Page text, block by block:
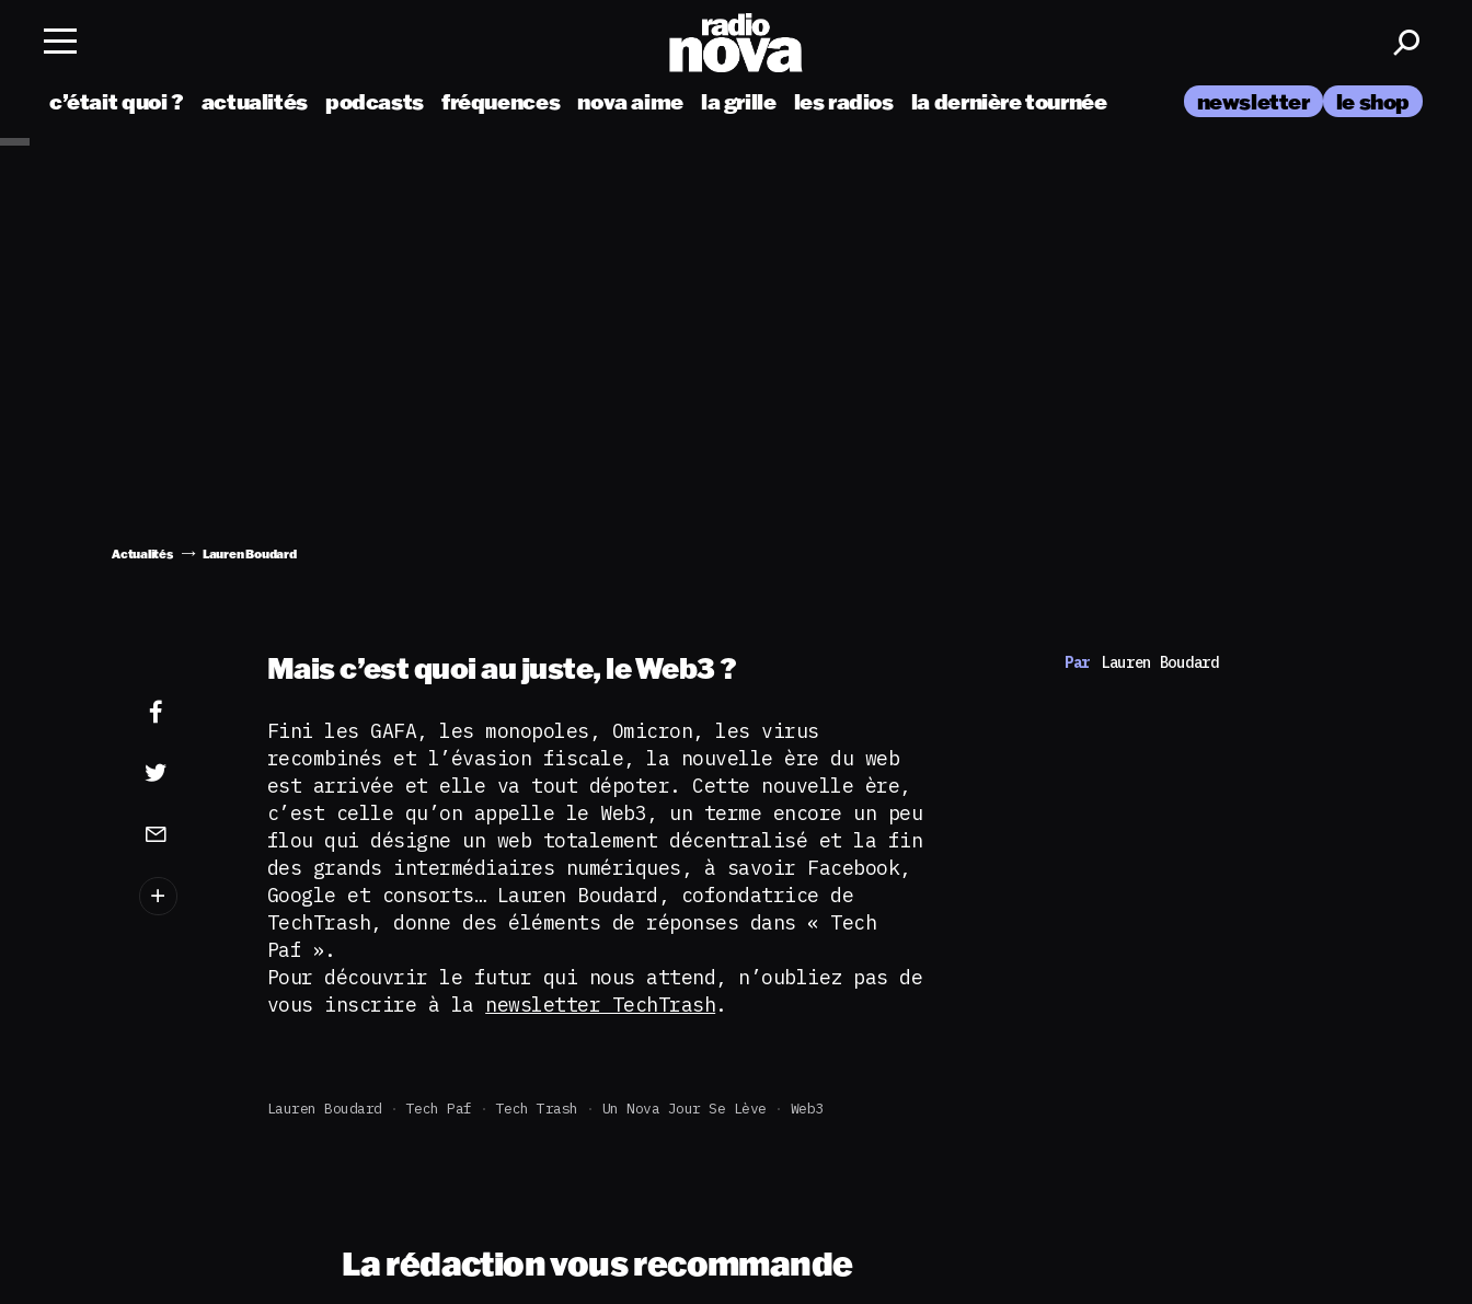
c’était quoi ? actualités podcasts fréquences nova aime la grille les radios la dernière tournée newsletter le shop
Actualités Lauren Boudard
Mais c’est quoi au juste, le Web3 ?
Fini les GAFA, les monopoles, Omicron, les virus
recombinés et l’évasion fiscale, la nouvelle ère du web
est arrivée et elle va tout dépoter. Cette nouvelle ère,
c’est celle qu’on appelle le Web3, un terme encore un peu
flou qui désigne un web totalement décentralisé et la fin
des grands intermédiaires numériques, à savoir Facebook,
Google et consorts… Lauren Boudard, cofondatrice de
TechTrash, donne des éléments de réponses dans « Tech
Paf ».
Pour découvrir le futur qui nous attend, n’oubliez pas de
vous inscrire à la newsletter TechTrash.
Lauren Boudard Tech Paf Tech Trash Un Nova Jour Se Lève Web3
La rédaction vous recommande
Par Lauren Boudard